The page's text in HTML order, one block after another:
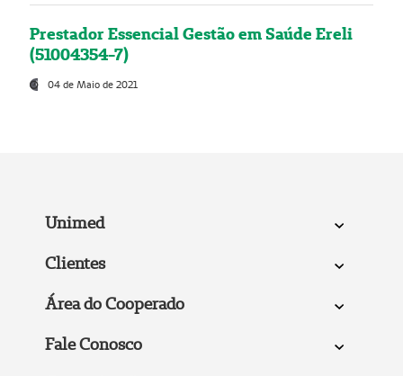
Prestador Essencial Gestão em Saúde Ereli
(51004354-7)
04 de Maio de 2021
Unimed
Clientes
Área do Cooperado
Fale Conosco